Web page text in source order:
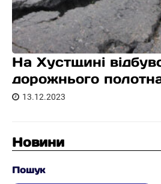
На Хустщині
дорожнього
13.12.2023
Новини
Пошук